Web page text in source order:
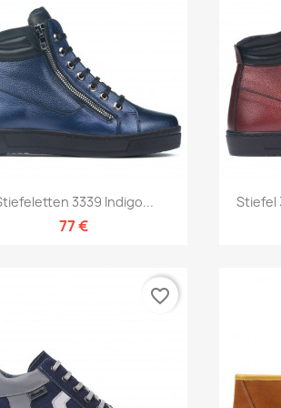
Vorschau
3339 Indigo...
77 €
Stiefel
favorite_border